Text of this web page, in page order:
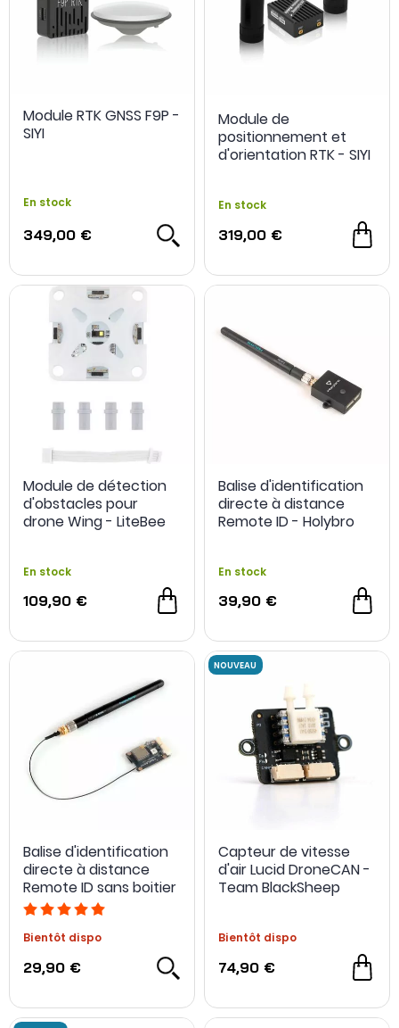
Module RTK GNSS F9P -
SIYI
En stock
349,00 €
Module de
positionnement et
d'orientation RTK - SIYI
En stock
319,00 €
Module de détection
d'obstacles pour
drone Wing - LiteBee
En stock
109,90 €
Balise d'identification
directe à distance
Remote ID - Holybro
En stock
39,90 €
Balise d'identification
directe à distance
Remote ID sans boitier
- Holybro
Bientôt dispo
29,90 €
Capteur de vitesse
d'air Lucid DroneCAN -
Team BlackSheep
Bientôt dispo
74,90 €